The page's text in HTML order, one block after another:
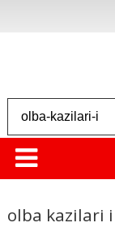
olba kazilari